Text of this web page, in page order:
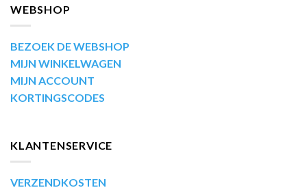
WEBSHOP
BEZOEK DE WEBSHOP
MIJN WINKELWAGEN
MIJN ACCOUNT
KORTINGSCODES
KLANTENSERVICE
VERZENDKOSTEN